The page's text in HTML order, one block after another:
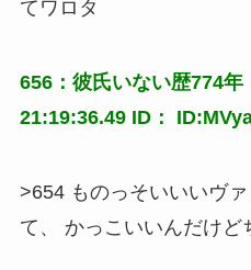
てワロタ
656：彼氏いない歴774年
21:19:36.49 ID：
>654 ものっそいいいヴ
て、 かっこいいんだけ